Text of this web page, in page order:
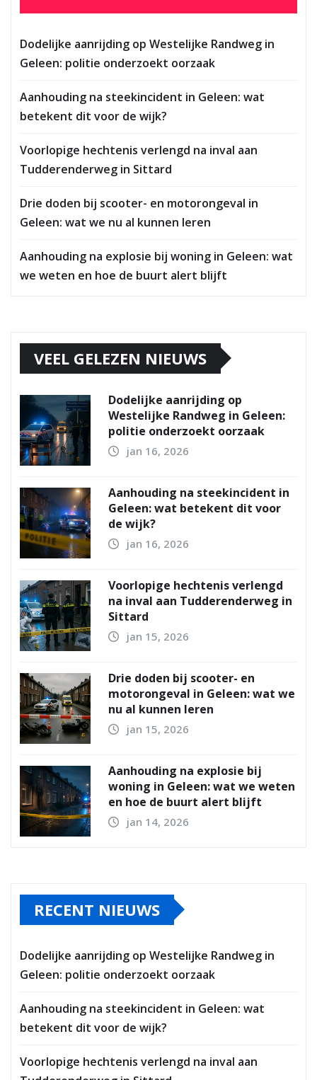
Dodelijke aanrijding op Westelijke Randweg in
Geleen: politie onderzoekt oorzaak
Aanhouding na steekincident in Geleen: wat
betekent dit voor de wijk?
Voorlopige hechtenis verlengd na inval aan
Tudderenderweg in Sittard
Drie doden bij scooter- en motorongeval in
Geleen: wat we nu al kunnen leren
Aanhouding na explosie bij woning in Geleen: wat
we weten en hoe de buurt alert blijft
VEEL GELEZEN NIEUWS
Dodelijke aanrijding op
Westelijke Randweg in Geleen:
politie onderzoekt oorzaak
jan 16, 2026
Aanhouding na steekincident in
Geleen: wat betekent dit voor
de wijk?
jan 16, 2026
Voorlopige hechtenis verlengd
na inval aan Tudderenderweg in
Sittard
jan 15, 2026
Drie doden bij scooter- en
motorongeval in Geleen: wat we
nu al kunnen leren
jan 15, 2026
Aanhouding na explosie bij
woning in Geleen: wat we weten
en hoe de buurt alert blijft
jan 14, 2026
RECENT NIEUWS
Dodelijke aanrijding op Westelijke Randweg in
Geleen: politie onderzoekt oorzaak
Aanhouding na steekincident in Geleen: wat
betekent dit voor de wijk?
Voorlopige hechtenis verlengd na inval aan